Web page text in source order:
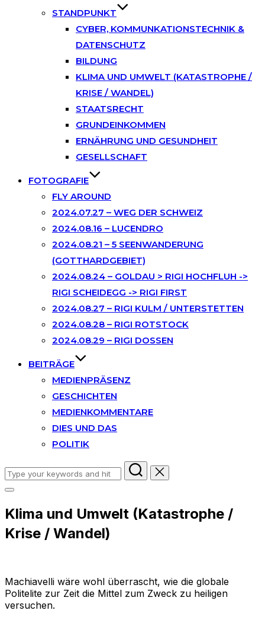
STANDPUNKT
CYBER, KOMMUNKATIONSTECHNIK &
DATENSCHUTZ
BILDUNG
KLIMA UND UMWELT (KATASTROPHE /
KRISE / WANDEL)
STAATSRECHT
GRUNDEINKOMMEN
ERNÄHRUNG UND GESUNDHEIT
GESELLSCHAFT
FOTOGRAFIE
FLY AROUND
2024.07.27 – WEG DER SCHWEIZ
2024.08.16 – LUCENDRO
2024.08.21 – 5 SEENWANDERUNG
(GOTTHARDGEBIET)
2024.08.24 – GOLDAU > RIGI HOCHFLUH ->
RIGI SCHEIDEGG -> RIGI FIRST
2024.08.27 – RIGI KULM / UNTERSTETTEN
2024.08.28 – RIGI ROTSTOCK
2024.08.29 – RIGI DOSSEN
BEITRÄGE
MEDIENPRÄSENZ
GESCHICHTEN
MEDIENKOMMENTARE
DIES UND DAS
POLITIK
Search
for:
Toggle
&
Klima und Umwelt (Katastrophe /
Krise / Wandel)
Machiavelli wäre wohl überrascht, wie die globale
Politelite zur Zeit die Mittel zum Zweck zu heiligen
versuchen.